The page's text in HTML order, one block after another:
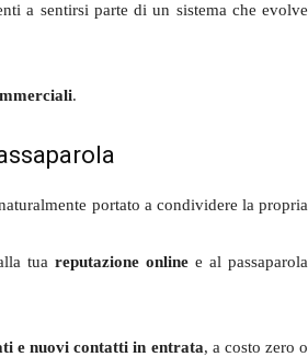
a sentirsi parte di un sistema che evolve
.
portato a condividere la propria
tua reputazione onlinee al passaparola
e nuovi contatti in entrata, a costo zero o